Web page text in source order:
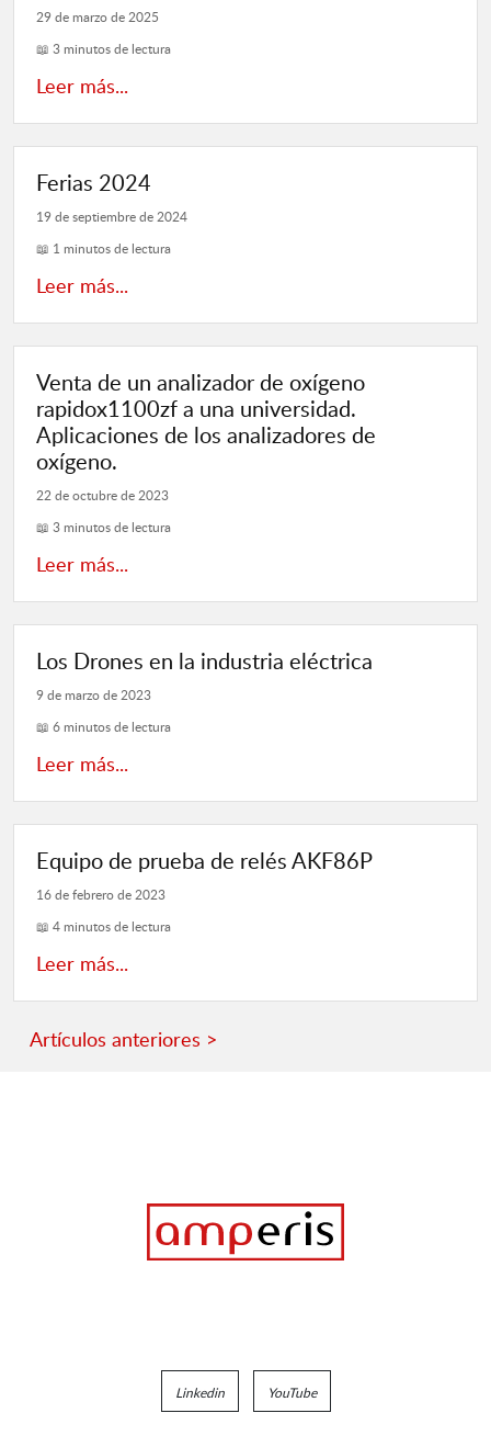
29 de marzo de 2025
📖 3 minutos de lectura
Leer más...
Ferias 2024
19 de septiembre de 2024
📖 1 minutos de lectura
Leer más...
Venta de un analizador de oxígeno
rapidox1100zf a una universidad.
Aplicaciones de los analizadores de
oxígeno.
22 de octubre de 2023
📖 3 minutos de lectura
Leer más...
Los Drones en la industria eléctrica
9 de marzo de 2023
📖 6 minutos de lectura
Leer más...
Equipo de prueba de relés AKF86P
16 de febrero de 2023
📖 4 minutos de lectura
Leer más...
Artículos anteriores >
Linkedin YouTube